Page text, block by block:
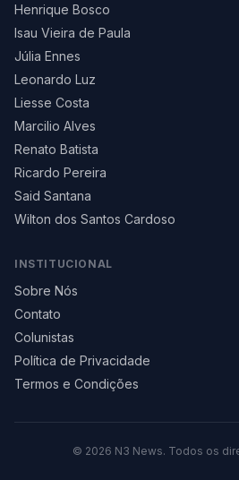
Henrique Bosco
Isau Vieira de Paula
Júlia Ennes
Leonardo Luz
Liesse Costa
Marcilio Alves
Renato Batista
Ricardo Pereira
Said Santana
Wilton dos Santos Cardoso
INSTITUCIONAL
Sobre Nós
Contato
Colunistas
Política de Privacidade
Termos e Condições
© 2026 N3 News. Todos os